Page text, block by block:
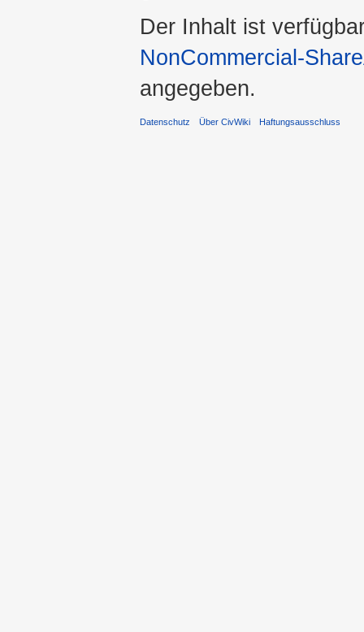
Der Inhalt ist
NonCommercial-
angegeben.
Datenschutz Über CivWiki Haftungsausschluss